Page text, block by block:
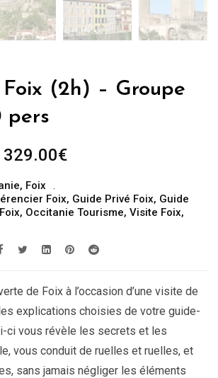
(2h) – Groupe
pers
329.00€Plage
prix :
309.00€
329.00€
, Foix
Foix, Guide Privé Foix, Guide
, Occitanie Tourisme, Visite Foix,
de Foix à l’occasion d’une visite de
explications choisies de votre guide-
ci vous révèle les secrets et les
vous conduit de ruelles et ruelles, et
sans jamais négliger les éléments